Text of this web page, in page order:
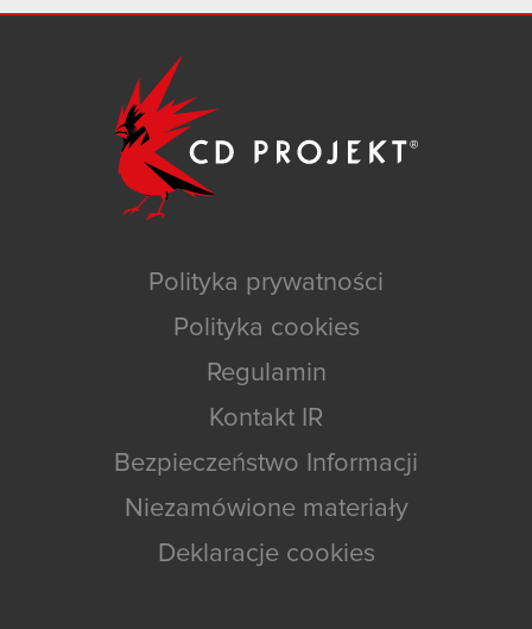
Polityka prywatności
Polityka cookies
Regulamin
Kontakt IR
Bezpieczeństwo Informacji
Niezamówione materiały
Deklaracje cookies